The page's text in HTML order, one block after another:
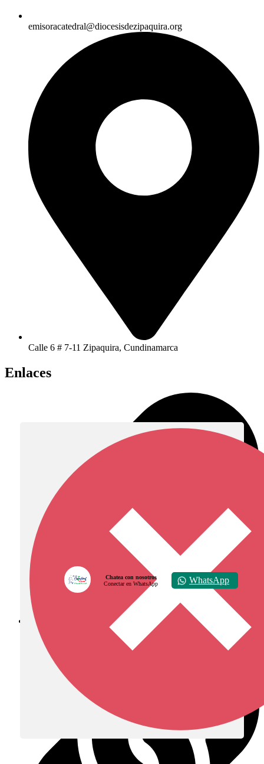
emisoracatedral@diocesisdezipaquira.org
Calle 6 # 7-11 Zipaquira, Cundinamarca
Enlaces
Diócesis de Zipaquirá
Chatea con nosotros
Conectar en WhatsApp
WhatsApp